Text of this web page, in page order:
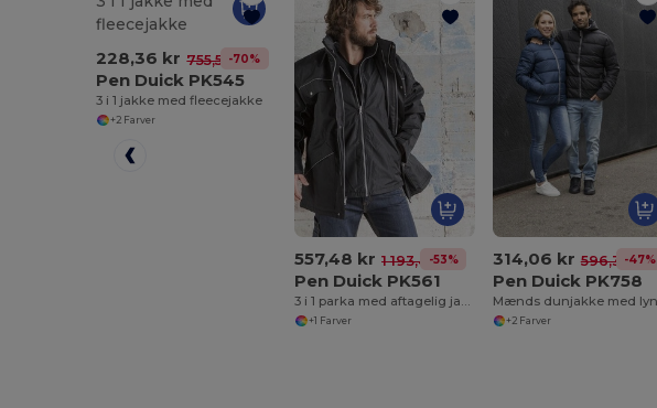
228,36 kr 755,58 kr
-70%
Pen Duick PK545
3 i 1 jakke med fleecejakke
+2 Farver
557,48 kr 1 193,46 kr
-53%
Pen Duick PK561
3 i 1 parka med aftagelig jakke
+1 Farver
314,06 kr 596,33 kr
-47%
Pen Duick PK758
+2 Farver